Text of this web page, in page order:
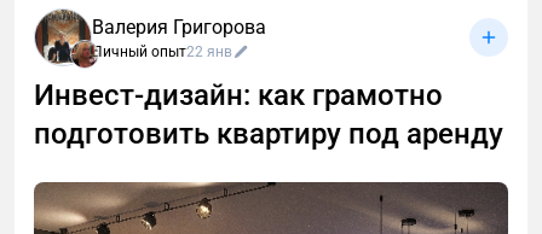
Валерия Григорова
Личный опыт22 янв
Инвест‑дизайн: как грамотно
подготовить квартиру под аренду